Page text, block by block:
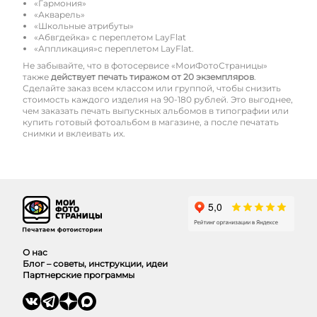
«Гармония»
«Акварель»
«Школьные атрибуты»
«Абвгдейка» с переплетом LayFlat
«Аппликация»с переплетом LayFlat.
Не забывайте, что в фотосервисе «МоиФотоСтраницы»
также действует печать тиражом от 20 экземпляров
Сделайте заказ всем классом или группой, чтобы снизить
стоимость каждого изделия на 90-180 рублей. Это выгоднее,
чем заказать печать выпускных альбомов в типографии или
купить готовый фотоальбом в магазине, а после печатать
снимки и вклеивать их.
О нас
Блог – советы, инструкции, идеи
Партнерские программы